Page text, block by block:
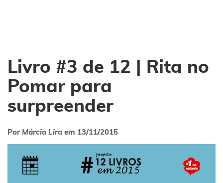
Livro #3 de 12 | Rita no
Pomar para
surpreender
Por Márcia Lira em 13/11/2015